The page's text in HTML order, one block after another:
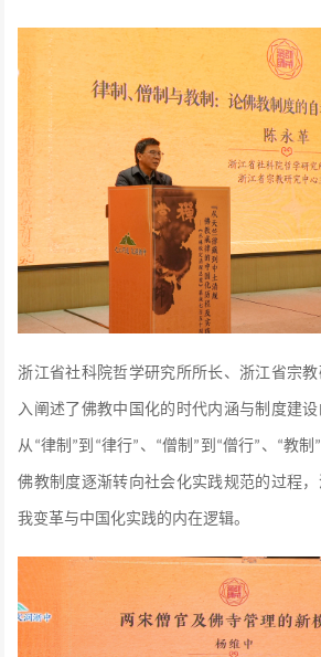
浙江省社科院哲学研究所所长、浙江省宗
入阐述了佛教中国化的时代内涵与制度建设
从 “律制 ”到 “律行” 、 “僧制 ” 到 “僧行” 、 “教制 ”
佛教制度逐渐转向社会化实践规范的过程
我变革与中国化实践的内在逻辑。